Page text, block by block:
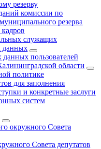
резерву
комиссии по
резерва
служащих
данных
пользователей
области
политике
для заполнения
и конкретные заслуги
систем
окружного Совета
Совета депутатов